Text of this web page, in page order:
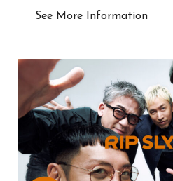
See More Information